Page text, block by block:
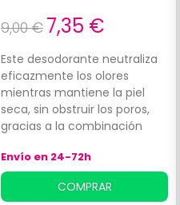
9,00 € 7,35 €
Este desodorante neutraliza
eficazmente los olores
mientras mantiene la piel
seca, sin obstruir los poros,
gracias a la combinación
Almidón de maíz orgánico.
Envío en 24-72h
COMPRAR